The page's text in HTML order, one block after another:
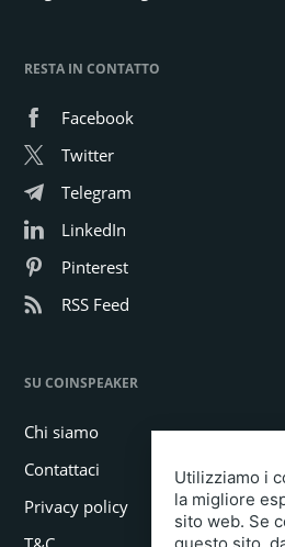
RESTA IN CONTATTO
Facebook
Twitter
Telegram
LinkedIn
Pinterest
RSS Feed
SU COINSPEAKER
Chi siamo
Contattaci
Privacy policy
Utilizziamo i
la migliore
sito web. Se